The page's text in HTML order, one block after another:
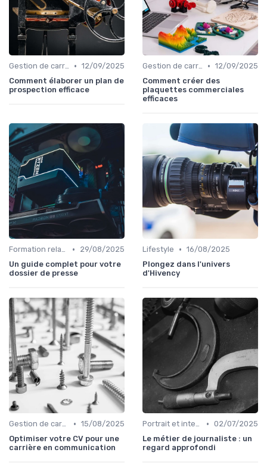
Gestion de carrière en relation presse • 12/09/2025
Comment élaborer un plan de
prospection efficace
Gestion de carrière en relation presse • 12/09/2025
Comment créer des
plaquettes commerciales
efficaces
Formation relation presse •
29/08/2025
Un guide complet pour votre
dossier de presse
Lifestyle • 16/08/2025
Plongez dans l'univers
d'Hivency
Gestion de carrière en relation presse • 15/08/2025
Optimiser votre CV pour une
carrière en communication
Portrait et interview • 02/07/2025
Le métier de journaliste : un
regard approfondi